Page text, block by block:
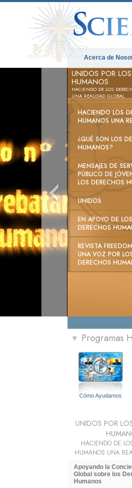
Acerca de
UNIDOS POR
HUMANOS
HACIENDO DE LOS
UNA REALIDAD GLOBAL
HACIENDO LOS
HUMANOS UNA
¿QUÉ SON LOS
HUMANOS?
MENSAJES DE
PÚBLICO DE
LOS DERECHOS
UNIDOS
EN APOYO DE LOS
DERECHOS
REVISTA
UNA VOZ POR
DERECHOS
▼ Programas
Cómo Ayudamos
UNIDOS POR
HACIENDO DE
HUMANOS UNA
Apoyando la
Global sobre los
Humanos